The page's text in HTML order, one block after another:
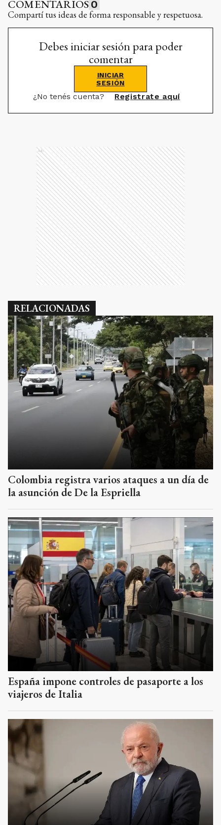
COMENTARIOS 0
Compartí tus ideas de forma responsable y respetuosa.
Debes iniciar sesión para poder
comentar
INICIAR
SESIÓN
¿No tenés cuenta? Registrate aquí
Ads
RELACIONADAS
Colombia registra varios ataques a un día de
la asunción de De la Espriella
España impone controles de pasaporte a los
viajeros de Italia